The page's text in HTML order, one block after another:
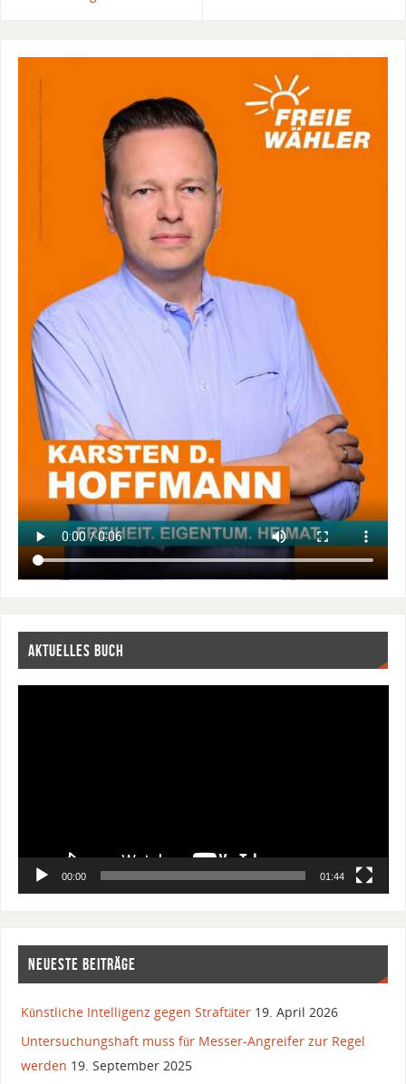
AKTUELLES BUCH
00:00 01:44
NEUESTE BEITRÄGE
Künstliche Intelligenz gegen Straftäter 19. April 2026
Untersuchungshaft muss für Messer-Angreifer zur Regel
werden 19. September 2025